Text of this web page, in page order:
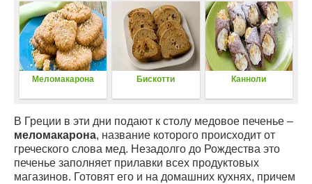
Меломакарона Бискотти Канноли
В Греции в эти дни подают к столу медовое печенье –
меломакарона, название которого происходит от
греческого слова мед. Незадолго до Рождества это
печенье заполняет прилавки всех продуктовых
магазинов. Готовят его и на домашних кухнях, причем